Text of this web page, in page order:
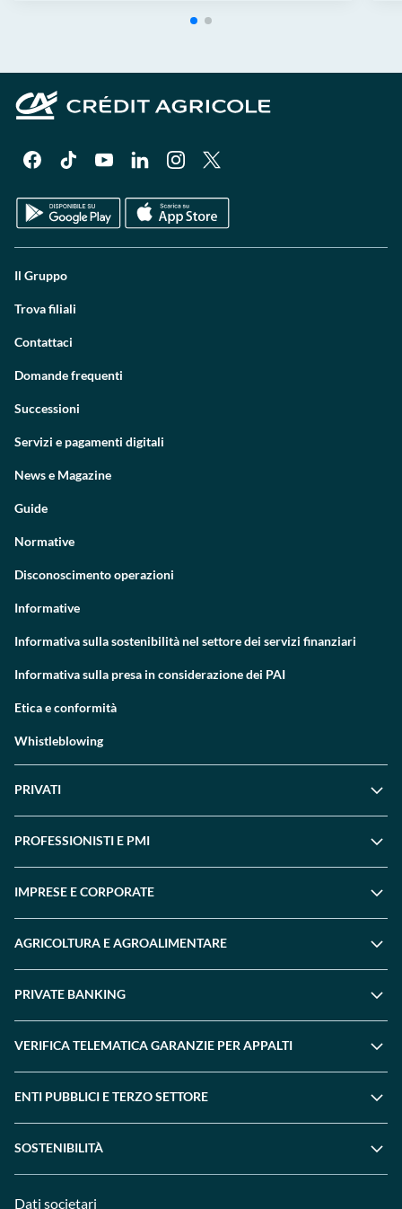
Il Gruppo
Trova filiali
Contattaci
Domande frequenti
Successioni
Servizi e pagamenti digitali
News e Magazine
Guide
Normative
Disconoscimento operazioni
Informative
Informativa sulla sostenibilità nel settore dei servizi finanziari
Informativa sulla presa in considerazione dei PAI
Etica e conformità
Whistleblowing
PRIVATI
PROFESSIONISTI E PMI
IMPRESE E CORPORATE
AGRICOLTURA E AGROALIMENTARE
PRIVATE BANKING
VERIFICA TELEMATICA GARANZIE PER APPALTI
ENTI PUBBLICI E TERZO SETTORE
SOSTENIBILITÀ
Dati societari